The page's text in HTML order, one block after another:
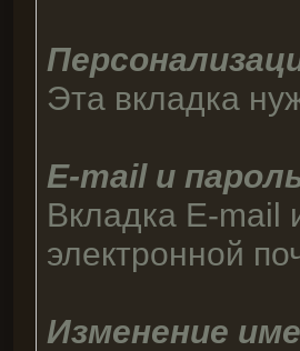
Эта вкладка
E-mail и
Вкладка E-mail
электронной
Изменение